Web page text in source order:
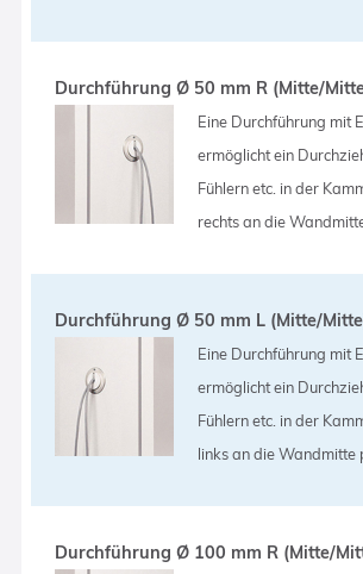
Durchführung Ø 50 mm R (Mitte/
Eine Durchführung mit
ermöglicht ein
Fühlern etc. in der
rechts an die
Durchführung Ø 50 mm L (Mitte/
Eine Durchführung mit
ermöglicht ein
Fühlern etc. in der
links an die Wandmitte
Durchführung Ø 100 mm R (Mitte/